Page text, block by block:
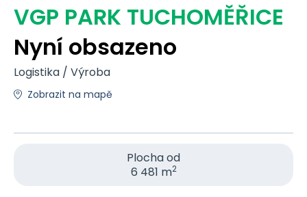
VGP PARK TUCHOMĚŘICE
Nyní obsazeno
Logistika / Výroba
Zobrazit na mapě
Plocha od
6 481 m2